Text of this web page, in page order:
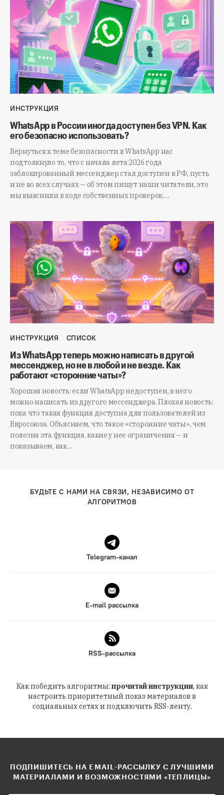
ИНСТРУКЦИЯ
WhatsApp в России иногда доступен без VPN. Как
его безопасно использовать?
Вернуться к теме безопасности в WhatsApp нас
подтолкнуло то, что с начала лета 2026 года
заблокированный мессенджер стал доступен в РФ, пусть
и не во всех случаях — об этом пишут наши читатели, это
мы выяснили в ходе собственных проверок.…
ИНСТРУКЦИЯ СПИСОК
Из WhatsApp теперь можно написать в другой
мессенджер, но не в любой и не везде. Как
работают «сторонние чаты»?
Хорошая новость: если WhatsApp недоступен, в него
можно написать из другого мессенджера. Плохая новость:
пока что такая функция доступна для пользователей из
Евросоюза. Объясняем, что такое «сторонние чаты», чем
полезна эта функция, какие у нее ограничения — и
показываем, как…
БУДЬТЕ С НАМИ НА СВЯЗИ, НЕЗАВИСИМО ОТ
АЛГОРИТМОВ
Telegram-канал
E-mail рассылка
RSS-рассылка
Как победить алгоритмы: прочитай инструкции, как
настроить приоритетный показ материалов в
социальных сетях и подключить RSS-ленту.
ПОДПИШИТЕСЬ НА EMAIL-РАССЫЛКУ С ЛУЧШИМИ
МАТЕРИАЛАМИ И ВОЗМОЖНОСТЯМИ «ТЕПЛИЦЫ»